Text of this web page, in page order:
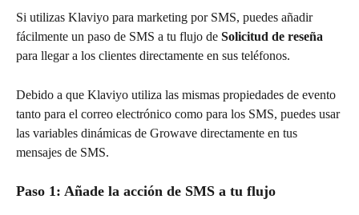
Si utilizas Klaviyo para marketing por SMS, puedes añadir
fácilmente un paso de SMS a tu flujo de Solicitud de reseña
para llegar a los clientes directamente en sus teléfonos.
Debido a que Klaviyo utiliza las mismas propiedades de evento
tanto para el correo electrónico como para los SMS, puedes usar
las variables dinámicas de Growave directamente en tus
mensajes de SMS.
Paso 1: Añade la acción de SMS a tu flujo